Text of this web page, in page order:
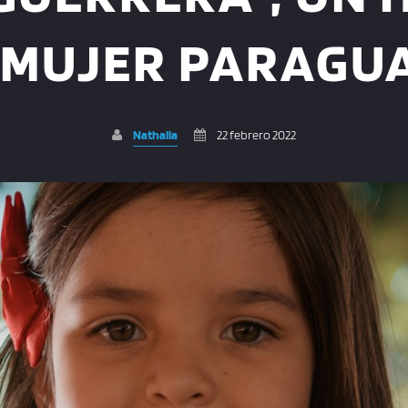
Nathalia 22 febrero 2022